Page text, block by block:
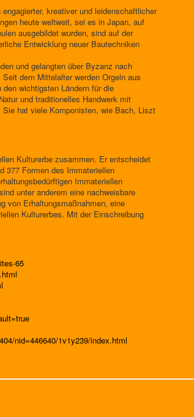
kreativer und leidenschaftlicher
heute weltweit, sei es in Japan, auf
ausgebildet wurden, sind auf der
Entwicklung neuer Bautechniken
und gelangten über Byzanz nach
dem Mittelalter werden Orgeln aus
wichtigsten Ländern für die
und traditionelles Handwerk mit
hat viele Komponisten, wie Bach, Liszt
Kulturerbe zusammen. Er entscheidet
377 Formen des Immateriellen
Immateriellen
unter anderem eine nachweisbare
von Erhaltungsmaßnahmen, eine
Kulturerbes. Mit der Einschreibung
65
nid=446640/1v1y239/index.html